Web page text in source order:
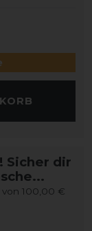
Sicher dir
100,00 €